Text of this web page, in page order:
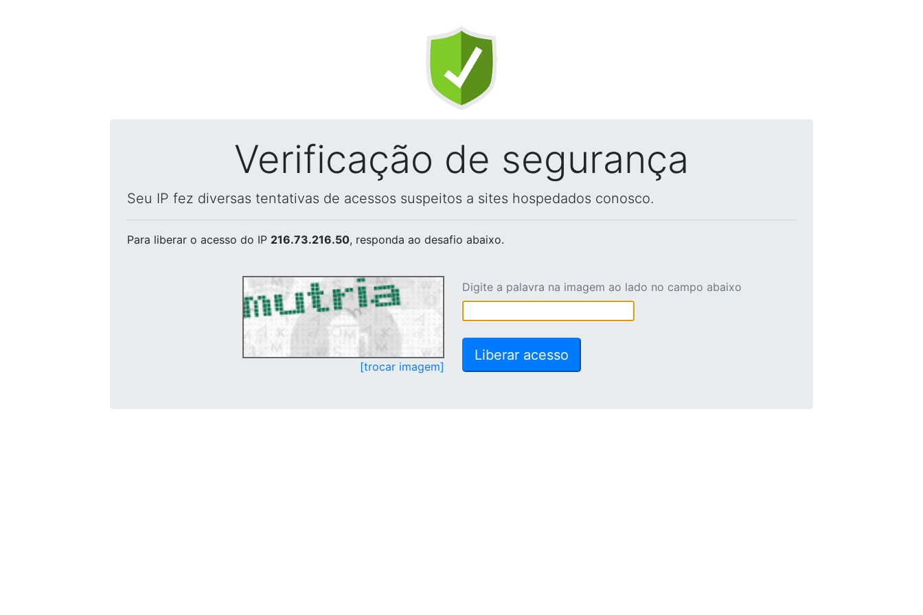
Verificação de segurança
Seu IP fez diversas tentativas de acessos suspeitos a sites hospedados conosco.
Para liberar o acesso do IP 216.73.216.50, responda ao desafio abaixo.
[trocar imagem]
Digite a palavra na imagem ao lado no campo abaixo